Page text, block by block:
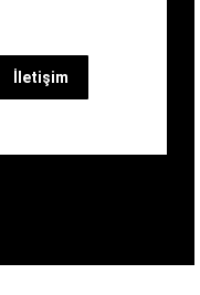
İletişim